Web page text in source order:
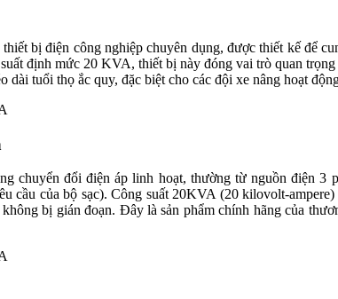
bị điện công nghiệp chuyên dụng, được thiết kế để
định mức 20 KVA, thiết bị này đóng vai trò quan
dài tuổi thọ ắc quy, đặc biệt cho các đội xe nâng hoạt
chuyển đổi điện áp linh hoạt, thường từ nguồn điện 3
cầu của bộ sạc). Công suất 20KVA (20 kilovolt-
bị gián đoạn. Đây là sản phẩm chính hãng của